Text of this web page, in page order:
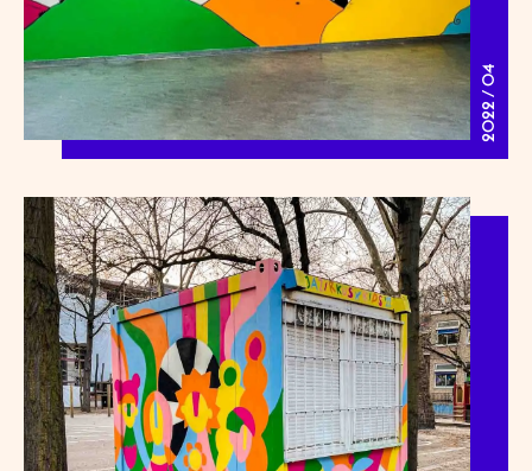
2022 / 04